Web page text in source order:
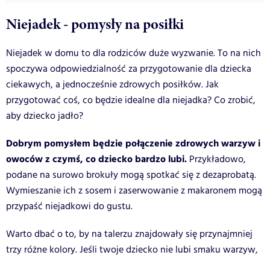
Niejadek - pomysły na posiłki
Niejadek w domu to dla rodziców duże wyzwanie. To na nich
spoczywa odpowiedzialność za przygotowanie dla dziecka
ciekawych, a jednocześnie zdrowych posiłków. Jak
przygotować coś, co będzie idealne dla niejadka? Co zrobić,
aby dziecko jadło?
Dobrym pomysłem będzie połączenie zdrowych warzyw i
owoców z czymś, co dziecko bardzo lubi. Przykładowo,
podane na surowo brokuły mogą spotkać się z dezaprobatą.
Wymieszanie ich z sosem i zaserwowanie z makaronem mogą
przypaść niejadkowi do gustu.
Warto dbać o to, by na talerzu znajdowały się przynajmniej
trzy różne kolory. Jeśli twoje dziecko nie lubi smaku warzyw,